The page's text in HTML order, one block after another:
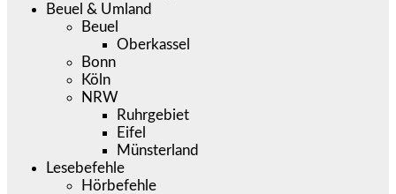
Beuel & Umland
Beuel
Oberkassel
Bonn
Köln
NRW
Ruhrgebiet
Eifel
Münsterland
Lesebefehle
Hörbefehle